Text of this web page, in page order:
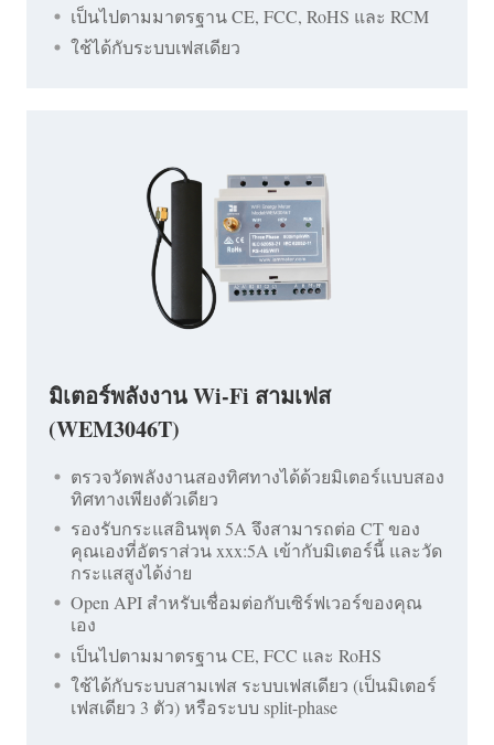
เป็นไปตามมาตรฐาน CE, FCC, RoHS และ RCM
ใช้ได้กับระบบเฟสเดียว
มิเตอร์พลังงาน Wi-Fi สามเฟส
(WEM3046T)
ตรวจวัดพลังงานสองทิศทางได้ด้วยมิเตอร์แบบสอง
ทิศทางเพียงตัวเดียว
รองรับกระแสอินพุต 5A จึงสามารถต่อ CT ของ
คุณเองที่อัตราส่วน xxx:5A เข้ากับมิเตอร์นี้ และวัด
กระแสสูงได้ง่าย
Open API สำหรับเชื่อมต่อกับเซิร์ฟเวอร์ของคุณ
เอง
เป็นไปตามมาตรฐาน CE, FCC และ RoHS
ใช้ได้กับระบบสามเฟส ระบบเฟสเดียว (เป็นมิเตอร์
เฟสเดียว 3 ตัว) หรือระบบ split-phase